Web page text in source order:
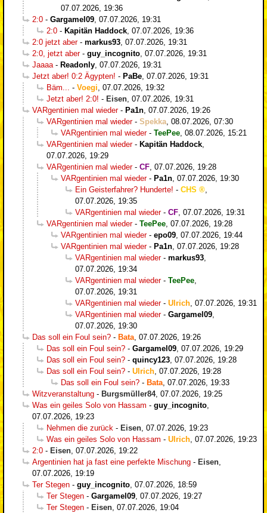
07.07.2026, 19:36
2:0 - Gargamel09 07.07.2026, 19:31
2:0 - Kapitän Haddock 07.07.2026, 19:36
2:0 jetzt aber- markus93 07.07.2026, 19:31
2:0, jetzt aber- guy_incognito 07.07.2026, 19:31
Jaaaa - Readonly 07.07.2026, 19:31
Jetzt aber! 0:2 Ägypten! - PaBe 07.07.2026, 19:31
Bäm...
- Voegi 07.07.2026, 19:32
Jetzt aber! 2:0! - Eisen 07.07.2026, 19:31
VARgentinien mal wieder- Pa1n 07.07.2026, 19:26
VARgentinien mal wieder- Spekka 08.07.2026, 07:30
VARgentinien mal wieder- TeePee 08.07.2026, 15:21
VARgentinien mal wieder- Kapitän Haddock
07.07.2026, 19:29
VARgentinien mal wieder- CF 07.07.2026, 19:28
VARgentinien mal wieder- Pa1n 07.07.2026, 19:30
Ein Geisterfahrer? Hunderte! - CHS
07.07.2026, 19:35
VARgentinien mal wieder- CF 07.07.2026, 19:31
VARgentinien mal wieder- TeePee 07.07.2026, 19:28
VARgentinien mal wieder- epo09 07.07.2026, 19:44
VARgentinien mal wieder- Pa1n 07.07.2026, 19:28
VARgentinien mal wieder- markus93
07.07.2026, 19:34
VARgentinien mal wieder- TeePee
07.07.2026, 19:31
VARgentinien mal wieder- Ulrich 07.07.2026, 19:31
VARgentinien mal wieder- Gargamel09
07.07.2026, 19:30
Das soll ein Foul sein? - Bata 07.07.2026, 19:26
Das soll ein Foul sein? - Gargamel09 07.07.2026, 19:29
Das soll ein Foul sein? - quincy123 07.07.2026, 19:28
Das soll ein Foul sein? - Ulrich 07.07.2026, 19:28
Das soll ein Foul sein? - Bata 07.07.2026, 19:33
Witzveranstaltung - Burgsmüller84, 07.07.2026, 19:25
Was ein geiles Solo von Hassam - guy_incognito
07.07.2026, 19:23
Nehmen die zurück - Eisen 07.07.2026, 19:23
Was ein geiles Solo von Hassam - Ulrich 07.07.2026, 19:23
2:0 - Eisen 07.07.2026, 19:22
Argentinien hat ja fast eine perfekte Mischung - Eisen
07.07.2026, 19:19
Ter Stegen - guy_incognito 07.07.2026, 18:59
Ter Stegen - Gargamel09 07.07.2026, 19:27
Ter Stegen - Eisen 07.07.2026, 19:04